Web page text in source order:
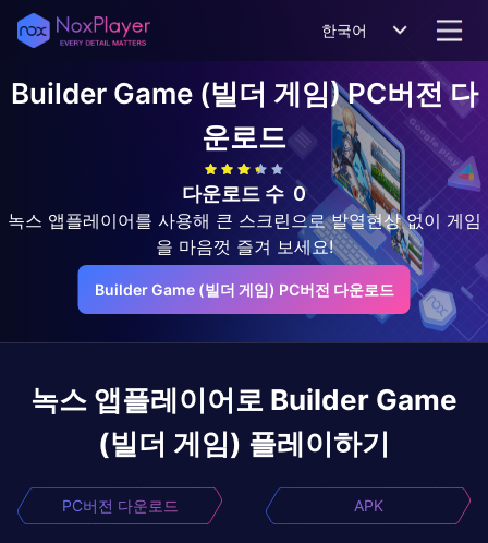
한국어
Builder Game (빌더 게임)PC버전 다
운로드
다운로드 수 0
녹스 앱플레이어를 사용해 큰 스크린으로 발열현상 없이 게임
을 마음껏 즐겨 보세요!
Builder Game (빌더 게임) PC버전 다운로드
녹스 앱플레이어로 Builder Game
(빌더 게임) 플레이하기
PC버전 다운로드 APK